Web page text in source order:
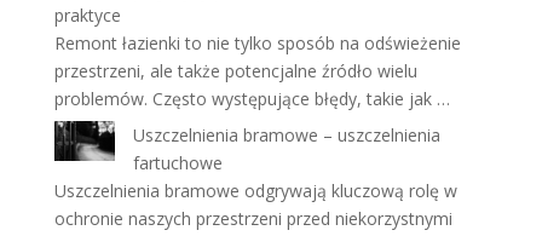
praktyce
Remont łazienki to nie tylko sposób na odświeżenie
przestrzeni, ale także potencjalne źródło wielu
problemów. Często występujące błędy, takie jak …
Uszczelnienia bramowe – uszczelnienia
fartuchowe
Uszczelnienia bramowe odgrywają kluczową rolę w
ochronie naszych przestrzeni przed niekorzystnymi